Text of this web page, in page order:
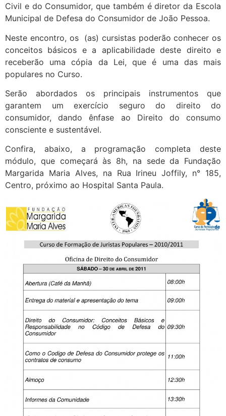
Civil e do Consumidor, que também é diretor da Escola
Municipal de Defesa do Consumidor de João Pessoa.
Neste encontro, os (as) cursistas poderão conhecer os
conceitos básicos e a aplicabilidade deste direito e
receberão uma cópia da Lei, que é uma das mais
populares no Curso.
Serão abordados os principais instrumentos que
garantem um exercício seguro do direito do
consumidor, dando ênfase ao Direito do consumo
consciente e sustentável.
Confira, abaixo, a programação completa deste
módulo, que começará às 8h, na sede da Fundação
Margarida Maria Alves, na Rua Irineu Joffily, n° 185,
Centro, próximo ao Hospital Santa Paula.